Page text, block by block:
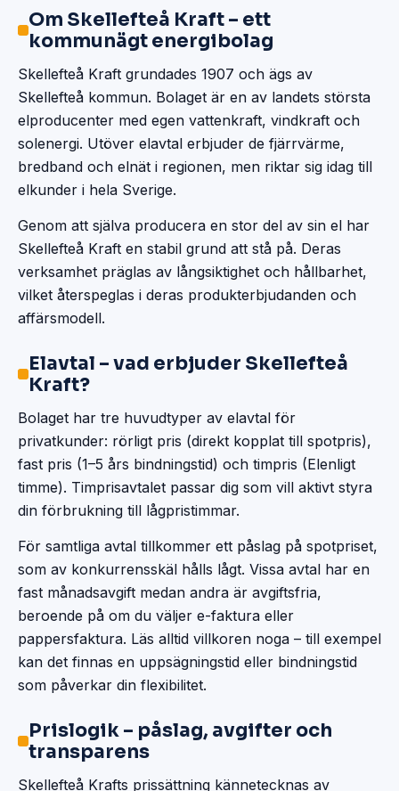
Om Skellefteå Kraft – ett
kommunägt energibolag
Skellefteå Kraft grundades 1907 och ägs av
Skellefteå kommun. Bolaget är en av landets största
elproducenter med egen vattenkraft, vindkraft och
solenergi. Utöver elavtal erbjuder de fjärrvärme,
bredband och elnät i regionen, men riktar sig idag till
elkunder i hela Sverige.
Genom att själva producera en stor del av sin el har
Skellefteå Kraft en stabil grund att stå på. Deras
verksamhet präglas av långsiktighet och hållbarhet,
vilket återspeglas i deras produkterbjudanden och
affärsmodell.
Elavtal – vad erbjuder Skellefteå
Kraft?
Bolaget har tre huvudtyper av elavtal för
privatkunder: rörligt pris (direkt kopplat till spotpris),
fast pris (1–5 års bindningstid) och timpris (Elenligt
timme). Timprisavtalet passar dig som vill aktivt styra
din förbrukning till lågpristimmar.
För samtliga avtal tillkommer ett påslag på spotpriset,
som av konkurrensskäl hålls lågt. Vissa avtal har en
fast månadsavgift medan andra är avgiftsfria,
beroende på om du väljer e-faktura eller
pappersfaktura. Läs alltid villkoren noga – till exempel
kan det finnas en uppsägningstid eller bindningstid
som påverkar din flexibilitet.
Prislogik – påslag, avgifter och
transparens
Skellefteå Krafts prissättning kännetecknas av